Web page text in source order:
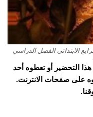
الابتدائى الفصل الدراسي
هذا التحضير أو تعطوه أحد
على صفحات الانترنت.